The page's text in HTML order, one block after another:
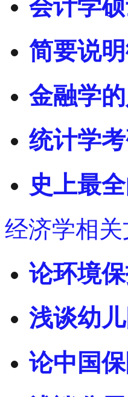
会计学
简要说
金融学
统计学
史上最
经济学相关
论环境
浅谈幼
论中国